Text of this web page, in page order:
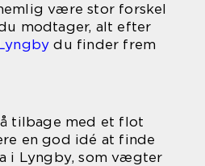
være stor forskel
modtager, alt efter
du finder frem
tilbage med et flot
en god idé at finde
i Lyngby, som vægter